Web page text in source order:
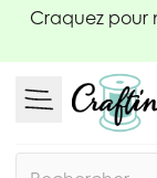
Allez au contenu
Craquez pour